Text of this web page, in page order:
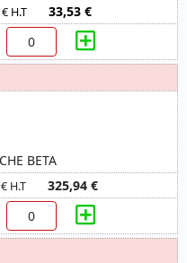
H.T 33,53 €
BETA
H.T 325,94 €